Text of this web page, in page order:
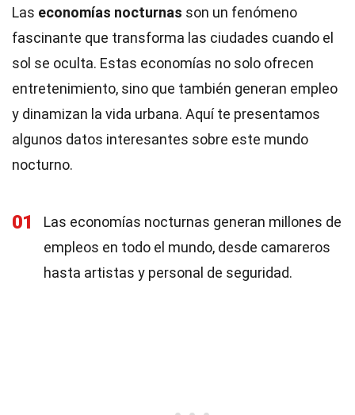
Las economías nocturnas son un fenómeno
fascinante que transforma las ciudades cuando el
sol se oculta. Estas economías no solo ofrecen
entretenimiento, sino que también generan empleo
y dinamizan la vida urbana. Aquí te presentamos
algunos datos interesantes sobre este mundo
nocturno.
01
Las economías nocturnas generan millones de
empleos en todo el mundo, desde camareros
hasta artistas y personal de seguridad.